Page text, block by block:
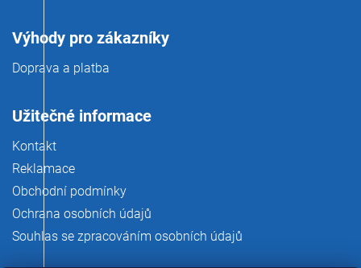
Výhody pro zákazníky
Doprava a platba
Užitečné informace
Kontakt
Reklamace
Obchodní podmínky
Ochrana osobních údajů
Souhlas se zpracováním osobních údajů